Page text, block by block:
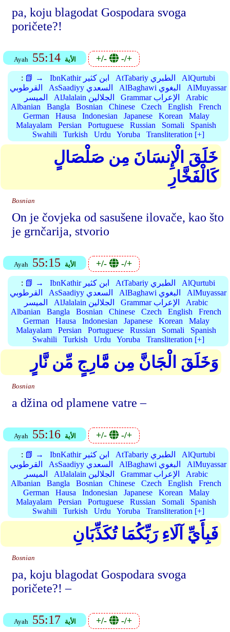
pa, koju blagodat Gospodara svoga
poričete?!
Ayah 55:14 الأية +/- -/+
: 📗 → IbnKathir ابن كثير AtTabariy الطبري
AlQurtubi
القرطوبي
AsSaadiyy السعدي AlBaghawi البغوي
AlMuyassar
الميسر
AlJalalain الجلالين Grammar الإعراب
Arabic
Albanian
Bangla Bosnian Chinese Czech English
French
German
Hausa Indonesian Japanese Korean
Malay
Malayalam
Persian Portuguese Russian Somali
Spanish
Swahili
Turkish Urdu Yoruba Transliteration [+]
خَلَقَ الْإِنسَانَ مِن صَلْصَالٍ
كَالْفَخَّارِ
Bosnian
On je čovjeka od sasušene ilovače, kao što
je grnčarija, stvorio
Ayah 55:15 الأية +/- -/+
: 📗 → IbnKathir ابن كثير AtTabariy الطبري
AlQurtubi
القرطوبي
AsSaadiyy السعدي AlBaghawi البغوي
AlMuyassar
الميسر
AlJalalain الجلالين Grammar الإعراب
Arabic
Albanian
Bangla Bosnian Chinese Czech English
French
German
Hausa Indonesian Japanese Korean
Malay
Malayalam
Persian Portuguese Russian Somali
Spanish
Swahili
Turkish Urdu Yoruba Transliteration [+]
وَخَلَقَ الْجَانَّ مِن مَّارِجٍ مِّن نَّارٍ
Bosnian
a džina od plamene vatre –
Ayah 55:16 الأية +/- -/+
: 📗 → IbnKathir ابن كثير AtTabariy الطبري
AlQurtubi
القرطوبي
AsSaadiyy السعدي AlBaghawi البغوي
AlMuyassar
الميسر
AlJalalain الجلالين Grammar الإعراب
Arabic
Albanian
Bangla Bosnian Chinese Czech English
French
German
Hausa Indonesian Japanese Korean
Malay
Malayalam
Persian Portuguese Russian Somali
Spanish
Swahili
Turkish Urdu Yoruba Transliteration [+]
فَبِأَيِّ آلَاءِ رَبِّكُمَا تُكَذِّبَانِ
Bosnian
pa, koju blagodat Gospodara svoga
poričete?! –
Ayah 55:17 الأية +/- -/+